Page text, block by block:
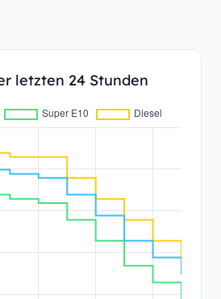
letzten 24 Stunden